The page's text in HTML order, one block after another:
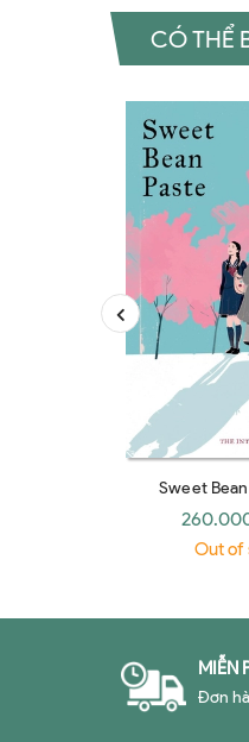
CÓ THỂ
Sweet
Out of
MIỄN
Đơn